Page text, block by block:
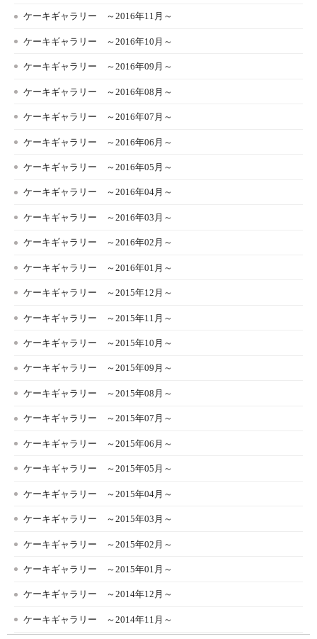
ケーキギャラリー ～2016年11月～
ケーキギャラリー ～2016年10月～
ケーキギャラリー ～2016年09月～
ケーキギャラリー ～2016年08月～
ケーキギャラリー ～2016年07月～
ケーキギャラリー ～2016年06月～
ケーキギャラリー ～2016年05月～
ケーキギャラリー ～2016年04月～
ケーキギャラリー ～2016年03月～
ケーキギャラリー ～2016年02月～
ケーキギャラリー ～2016年01月～
ケーキギャラリー ～2015年12月～
ケーキギャラリー ～2015年11月～
ケーキギャラリー ～2015年10月～
ケーキギャラリー ～2015年09月～
ケーキギャラリー ～2015年08月～
ケーキギャラリー ～2015年07月～
ケーキギャラリー ～2015年06月～
ケーキギャラリー ～2015年05月～
ケーキギャラリー ～2015年04月～
ケーキギャラリー ～2015年03月～
ケーキギャラリー ～2015年02月～
ケーキギャラリー ～2015年01月～
ケーキギャラリー ～2014年12月～
ケーキギャラリー ～2014年11月～